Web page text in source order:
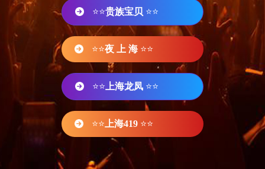
⭐⭐贵族宝贝 ⭐⭐
⭐⭐夜 上 海 ⭐⭐
⭐⭐ 上海龙凤 ⭐⭐
⭐⭐ 上海419 ⭐⭐